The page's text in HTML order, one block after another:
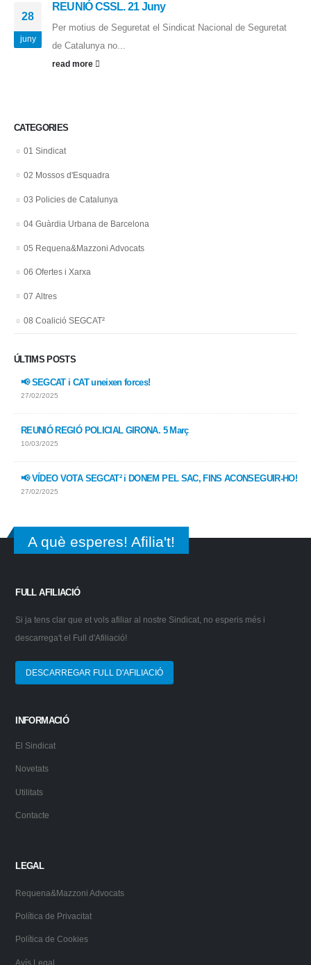
28
juny
REUNIÓ CSSL. 21 Juny
Per motius de Seguretat el Sindicat Nacional de Seguretat
de Catalunya no...
read more
CATEGORIES
01 Sindicat
02 Mossos d'Esquadra
03 Policies de Catalunya
04 Guàrdia Urbana de Barcelona
05 Requena&Mazzoni Advocats
06 Ofertes i Xarxa
07 Altres
08 Coalició SEGCAT²
ÚLTIMS POSTS
📢 SEGCAT i CAT uneixen forces!
27/02/2025
REUNIÓ REGIÓ POLICIAL GIRONA. 5 Març
10/03/2025
📢 VÍDEO VOTA SEGCAT² i DONEM PEL SAC, FINS ACONSEGUIR-HO!
27/02/2025
A què esperes! Afilia't!
FULL AFILIACIÓ
Si ja tens clar que et vols afiliar al nostre Sindicat, no esperis més i
descarrega't el Full d'Afiliació!
DESCARREGAR FULL D'AFILIACIÓ
INFORMACIÓ
El Sindicat
Novetats
Utilitats
Contacte
LEGAL
Requena&Mazzoni Advocats
Política de Privacitat
Política de Cookies
Avís Legal